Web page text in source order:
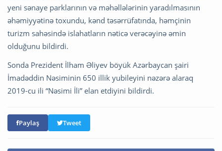
yeni sənaye parklarının və məhəllələrinin yaradılmasının
əhəmiyyətinə toxundu, kənd təsərrüfatında, həmçinin
turizm sahəsində islahatların nəticə verəcəyinə əmin
olduğunu bildirdi.
Sonda Prezident İlham Əliyev böyük Azərbaycan şairi
İmadəddin Nəsiminin 650 illik yubileyini nəzərə alaraq
2019-cu ili “Nəsimi İli” elan etdiyini bildirdi.
Paylaş Tweet